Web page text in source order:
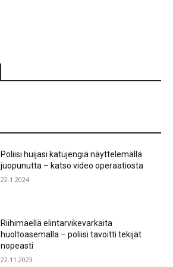
Poliisi huijasi katujengiä näyttelemällä
juopunutta – katso video operaatiosta
22.1.2024
Riihimäellä elintarvikevarkaita
huoltoasemalla – poliisi tavoitti tekijät
nopeasti
22.11.2023